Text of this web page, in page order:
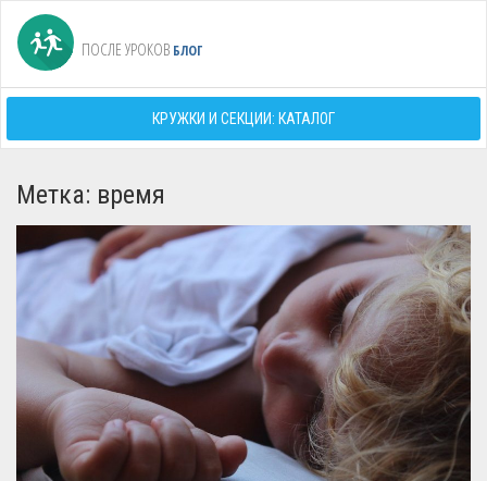
ПОСЛЕ УРОКОВ БЛОГ
КРУЖКИ И СЕКЦИИ: КАТАЛОГ
Метка: время